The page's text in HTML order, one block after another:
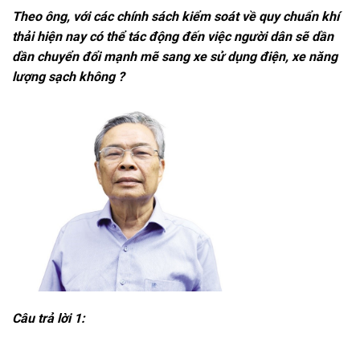
Theo ông, với các chính sách kiểm soát về quy chuẩn khí
thải hiện nay có thể tác động đến việc người dân sẽ dần
dần chuyển đổi mạnh mẽ sang xe sử dụng điện, xe năng
lượng sạch không ?
Câu trả lời 1: